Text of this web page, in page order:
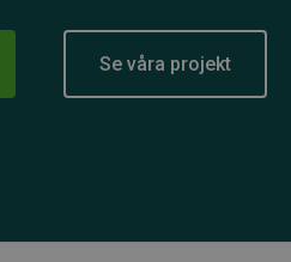
Se våra projekt